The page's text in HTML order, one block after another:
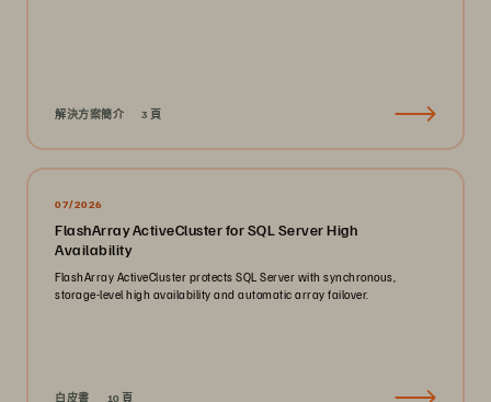
解決方案簡介 3 頁
07/2026
FlashArray ActiveCluster for SQL Server High
Availability
FlashArray ActiveCluster protects SQL Server with synchronous,
storage-level high availability and automatic array failover.
白皮書 10 頁